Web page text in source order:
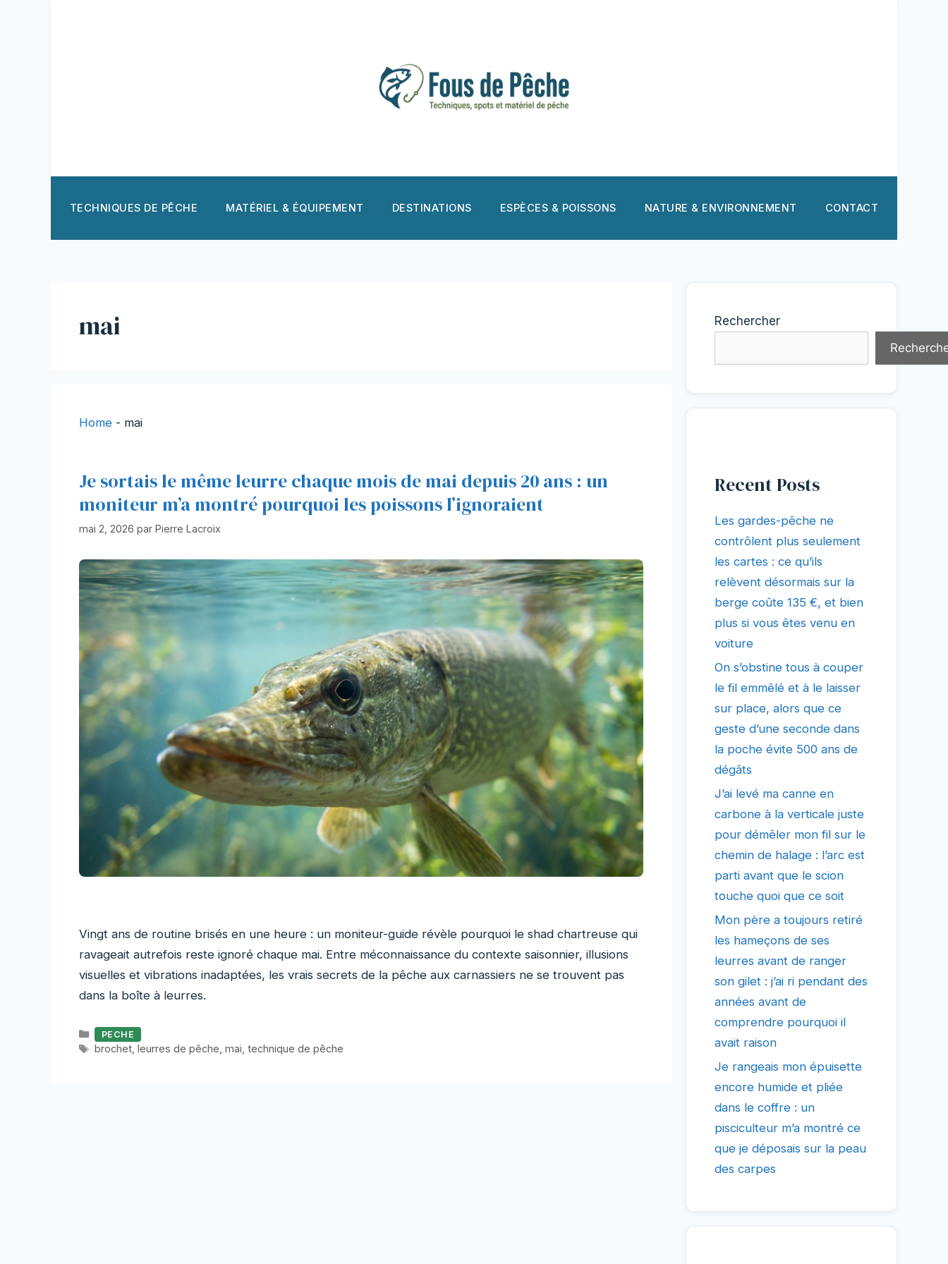
TECHNIQUES DE PÊCHE MATÉRIEL & ÉQUIPEMENT DESTINATIONS ESPÈCES & POISSONS NATURE & ENVIRONNEMENT CONTACT
mai
Home - mai
Je sortais le même leurre chaque mois de mai depuis 20 ans : un
moniteur m’a montré pourquoi les poissons l’ignoraient
mai 2, 2026 par Pierre Lacroix
Vingt ans de routine brisés en une heure : un moniteur-guide révèle pourquoi le shad chartreuse qui
ravageait autrefois reste ignoré chaque mai. Entre méconnaissance du contexte saisonnier, illusions
visuelles et vibrations inadaptées, les vrais secrets de la pêche aux carnassiers ne se trouvent pas
dans la boîte à leurres.
Catégories
PECHE
Étiquettes
brochet, leurres de pêche mai technique de pêche
Rechercher
Recent Posts
Les gardes-pêche ne
contrôlent plus seulement
les cartes : ce qu’ils
relèvent désormais sur la
berge coûte 135 €, et bien
plus si vous êtes venu en
voiture
On s’obstine tous à couper
le fil emmêlé et à le laisser
sur place, alors que ce
geste d’une seconde dans
la poche évite 500 ans de
dégâts
J’ai levé ma canne en
carbone à la verticale juste
pour démêler mon fil sur le
chemin de halage : l’arc est
parti avant que le scion
touche quoi que ce soit
Mon père a toujours retiré
les hameçons de ses
leurres avant de ranger
son gilet : j’ai ri pendant des
années avant de
comprendre pourquoi il
avait raison
Je rangeais mon épuisette
encore humide et pliée
dans le coffre : un
pisciculteur m’a montré ce
que je déposais sur la peau
des carpes